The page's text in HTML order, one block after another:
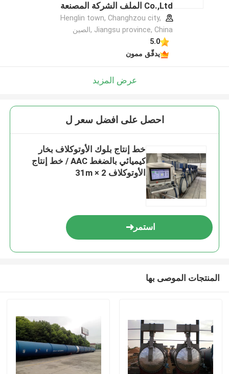
Co.,Ltd الملف الشركة المصنعة
Henglin town, Changhzou city,
Jiangsu province, China ,الصين
5.0
يدقّق ممون
عرض المزيد
احصل على افضل سعر ل
خط إنتاج بلوك الأوتوكلاف بخار
كيميائي بالضغط AAC / خط إنتاج
الأوتوكلاف 2 × 31m
استمر
المنتجات الموصى بها